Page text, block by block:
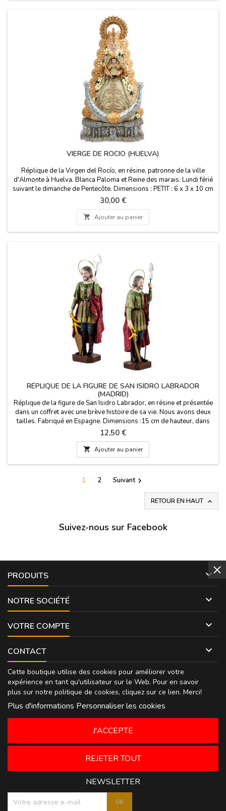
VIERGE DE ROCIO (HUELVA)
Réplique de la Virgen del Rocío, en résine, patronne de la ville
d'Almonte à Huelva. Blanca Paloma et Reine des marais. Lundi férié
suivant le dimanche de Pentecôte. Dimensions : PETIT : 6 x 3 x 10 cm
MOYEN: 8 x 6 x 15 cm GRAND : 14 cm x 7 cm x
25 cm de haut
Prix
30,00 €
 Ajouter au panier
RÉPLIQUE DE LA FIGURE DE SAN ISIDRO LABRADOR
(MADRID)
Réplique de la figure de San Isidro Labrador, en résine et présentée
dans un coffret avec une brève histoire de sa vie. Nous avons deux
tailles. Fabriqué en Espagne. Dimensions :15 cm de hauteur, dans
une boîte en carton de 20 x 10 x 7 cm (grand modèle) 11
cm de hauteur, dans une boîte en PVC de 12 x 5 x 3 cm (petit
modèle)
Prix
12,50 €
 Ajouter au panier
1 2 Suivant
RETOUR EN HAUT 
Suivez-nous sur Facebook
PRODUITS 
NOTRE SOCIÉTÉ 
VOTRE COMPTE 
CONTACT 
Cette boutique utilise des cookies pour améliorer votre
expérience en tant qu'utilisateur sur le Web. Pour en savoir
plus sur notre politique de cookies, cliquez sur ce lien. Merci!
Plus d'informations Personnaliser les cookies
REJETER TOUT
J'ACCEPTE
NEWSLETTER